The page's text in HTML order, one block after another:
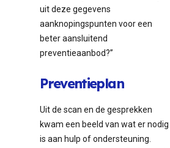
uit deze gegevens
aanknopingspunten voor een
beter aansluitend
preventieaanbod?”
Preventieplan
Uit de scan en de gesprekken
kwam een beeld van wat er nodig
is aan hulp of ondersteuning.